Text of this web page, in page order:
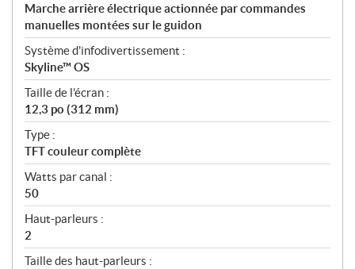
Marche arrière électrique actionnée par commandes
manuelles montées sur le guidon
Système d'infodivertissement :
Skyline™ OS
Taille de l'écran :
12,3 po (312 mm)
Type :
TFT couleur complète
Watts par canal :
50
Haut-parleurs :
2
Taille des haut-parleurs :